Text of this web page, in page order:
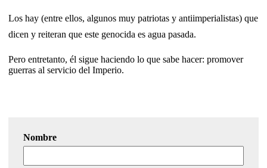
Los hay (entre ellos, algunos muy patriotas y antiimperialistas) que
dicen y reiteran que este genocida es agua pasada.
Pero entretanto, él sigue haciendo lo que sabe hacer: promover
guerras al servicio del Imperio.
Nombre